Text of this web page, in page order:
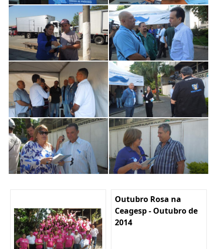
Outubro Rosa na
Ceagesp - Outubro de
2014